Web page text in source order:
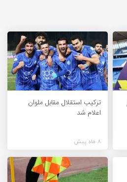
ترکیب استقلال مقابل ملوان
اعلام شد
8 ماه پیش